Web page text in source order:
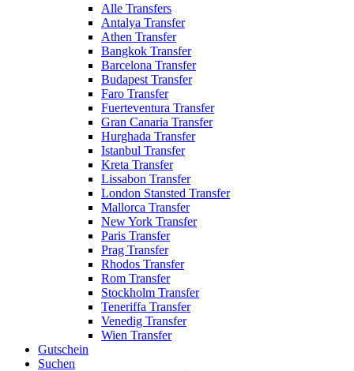
Alle Transfers
Antalya Transfer
Athen Transfer
Bangkok Transfer
Barcelona Transfer
Budapest Transfer
Faro Transfer
Fuerteventura Transfer
Gran Canaria Transfer
Hurghada Transfer
Istanbul Transfer
Kreta Transfer
Lissabon Transfer
London Stansted Transfer
Mallorca Transfer
New York Transfer
Paris Transfer
Prag Transfer
Rhodos Transfer
Rom Transfer
Stockholm Transfer
Teneriffa Transfer
Venedig Transfer
Wien Transfer
Gutschein
Suchen